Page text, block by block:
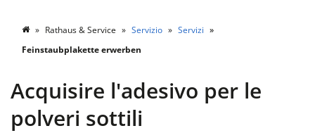
Rathaus & Service Servizio
Servizi
Feinstaubplakette erwerben
Acquisire l'adesivo per le
polveri sottili